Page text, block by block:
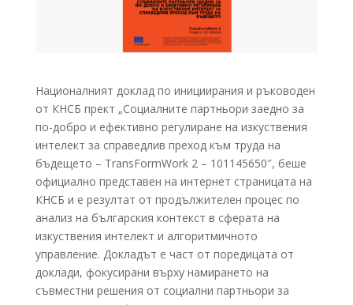
Националният доклад по инициирания и ръководен
от КНСБ прект „Социалните партньори заедно за
по-добро и ефективно регулиране на изкуствения
интелект за справедлив преход към труда на
бъдещето – TransFormWork 2 – 101145650″, беше
официално представен на интернет страницата на
КНСБ и е резултат от продължителен процес по
анализ на българския контекст в сферата на
изкуствения интелект и алгоритмичното
управление. Докладът е част от поредицата от
доклади, фокусирани върху намирането на
съвместни решения от социални партньори за